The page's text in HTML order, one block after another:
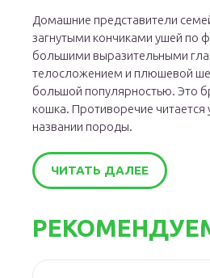
Домашние представители
загнутыми кончиками ушей по
большими выразительными
телосложением и плюшевой
большой популярностью. Это
кошка. Противоречие
названии породы.
ЧИТАТЬ ДАЛЕЕ